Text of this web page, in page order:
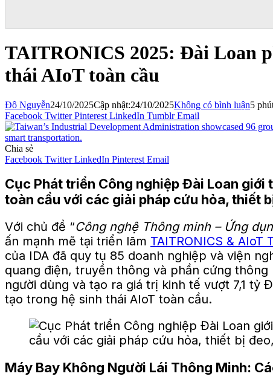
TAITRONICS 2025: Đài Loan
thái AIoT toàn cầu
Đô Nguyễn24/10/2025Cập nhật:24/10/2025Không có bình luận5
Facebook Twitter Pinterest LinkedIn Tumblr Email
Chia sẻ
Facebook Twitter LinkedIn Pinterest Email
Cục Phát triển Công nghiệp Đài Loan giới
toàn cầu với các giải pháp cứu hỏa, thiết
Với chủ đề “Công nghệ Thông minh – Ứng
ấn mạnh mẽ tại triển lãm TAITRONICS & AIoT
của IDA đã quy tụ 85 doanh nghiệp và viện
quang điện, truyền thông và phần cứng
người dùng và tạo ra giá trị kinh tế vượt 7,1 tỷ
tạo trong hệ sinh thái AIoT toàn cầu.
Máy Bay Không Người Lái Thông Minh: